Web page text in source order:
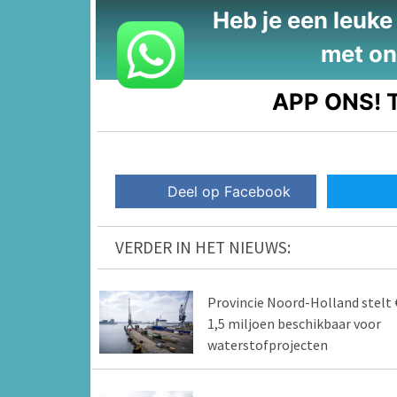
Heb je een
met
APP ONS!
Deel op Facebook
VERDER IN HET NIEUWS:
Provincie Noord-Holland stelt
1,5 miljoen beschikbaar voor
waterstofprojecten